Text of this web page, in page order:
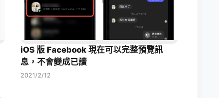
iOS 版 Facebook 現在可以完整預覽訊
息，不會變成已讀
2021/2/12